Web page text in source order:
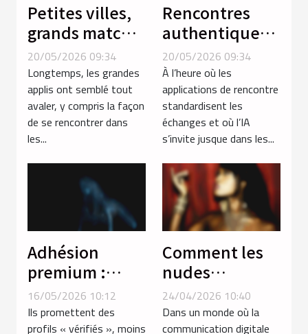
Petites villes,
grands matchs
: la revanche
du local sur les
applis de
rencontres
20/05/2026 09:34
Longtemps, les grandes
applis ont semblé tout
avaler, y compris la façon
de se rencontrer dans
les...
Rencontres
authentiques :
quand
l’érotisme
redéfinit la
notion de
connexion
20/05/2026 09:34
À l’heure où les
applications de rencontre
standardisent les
échanges et où l’IA
s’invite jusque dans les...
Adhésion
premium :
promesse
d’authenticité
16/05/2026 10:12
Ils promettent des
profils « vérifiés », moins
Comment les
nudes
influencent-ils
la dynamique
24/04/2026 10:40
Dans un monde où la
communication digitale